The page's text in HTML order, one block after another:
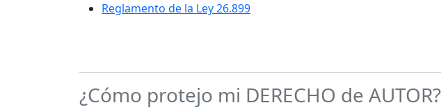
Reglamento de la Ley 26.899
¿Cómo protejo mi DERECHO de AUTOR?